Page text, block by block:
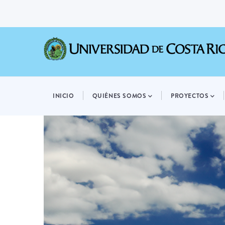
NAVIGATION
INICIO QUIÉNES SOMOS PROYECTOS